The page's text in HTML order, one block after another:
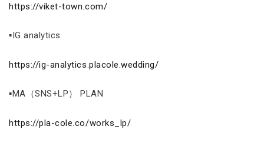
https://viket-town.com/
▪IG analytics
https://ig-analytics.placole.wedding/
▪MA（SNS+LP） PLAN
https://pla-cole.co/works_lp/